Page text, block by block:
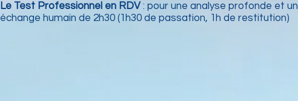
Le Test Professionnel en RDV : pour une analyse profonde et un
échange humain de 2h30 (1h30 de passation, 1h de restitution)